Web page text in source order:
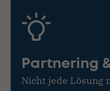
Partnering
Nicht jede Lösung